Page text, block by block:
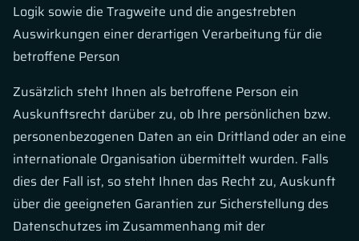
Logik sowie die Tragweite und die angestrebten
Auswirkungen einer derartigen Verarbeitung für die
betroffene Person
Zusätzlich steht Ihnen als betroffene Person ein
Auskunftsrecht darüber zu, ob Ihre persönlichen bzw.
personenbezogenen Daten an ein Drittland oder an eine
internationale Organisation übermittelt wurden. Falls
dies der Fall ist, so steht Ihnen das Recht zu, Auskunft
über die geeigneten Garantien zur Sicherstellung des
Datenschutzes im Zusammenhang mit der